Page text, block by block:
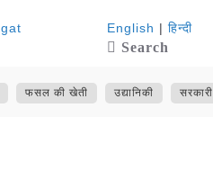
English | हिन्दी
Search
फसल की खेती उद्यानिकी